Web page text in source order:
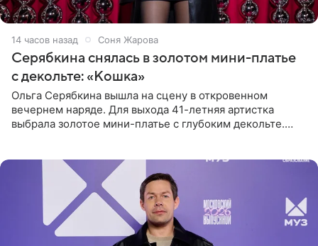
14 часов назад Соня Жарова
Серябкина снялась в золотом мини-платье
с декольте: «Кошка»
Ольга Серябкина вышла на сцену в откровенном
вечернем наряде. Для выхода 41-летняя артистка
выбрала золотое мини-платье с глубоким декольте.